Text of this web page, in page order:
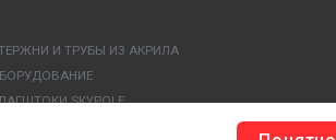
И ТРУБЫ ИЗ АКРИЛА
SKYPOLE